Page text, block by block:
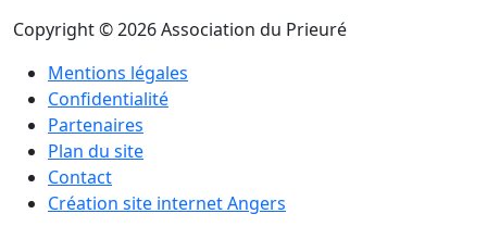
Copyright © 2026 Association du Prieuré
Mentions légales
Confidentialité
Partenaires
Plan du site
Contact
Création site internet Angers